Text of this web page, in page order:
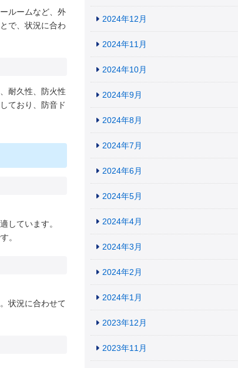
ルームなど、外
で、状況に合わ
耐久性、防火性
ており、防音ド
しています。
。
状況に合わせて
2024年12月
2024年11月
2024年10月
2024年9月
2024年8月
2024年7月
2024年6月
2024年5月
2024年4月
2024年3月
2024年2月
2024年1月
2023年12月
2023年11月